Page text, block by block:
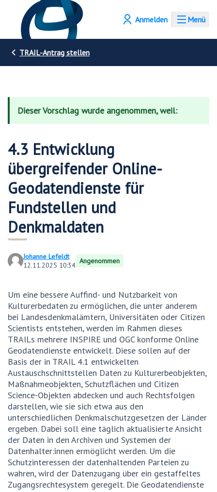
Menü
Anmelden
TRAIL-Antrag stellen
Dieser Vorschlag wurde angenommen, weil:
4.3 Entwicklung
übergreifender Online-
Geodatendienste für
Fundstellen und
Denkmaldaten
Johanne Lefeldt
12.11.2025 10:34 Angenommen
Um eine bessere Auffind- und Nutzbarkeit von
Kulturerbedaten zu ermöglichen, die unter anderem
bei Landesdenkmalämtern, Universitäten oder Citizen
Scientists entstehen, werden im Rahmen dieses
TRAILs mehrere INSPIRE und OGC konforme Online
Geodatendienste entwickelt. Diese sollen auf der
Basis der in TRAIL 4.1 entwickelten
Austauschschnittstellen Daten zu Kulturerbeobjekten,
Maßnahmeobjekten, Schutzflächen und Citizen
Science-Objekten abdecken und auch Rechtsfolgen
darstellen, wie sie sich etwa aus den
unterschiedlichen Denkmalschutzgesetzen der Länder
ergeben. Dabei soll eine täglich aktualisierte Ansicht
der Daten in den Archiven und Systemen der
Datenhalter:innen ermöglicht werden. Um die
Schutzinteressen der datenhaltenden Parteien zu
wahren, wird der Datenzugang über ein gestaffeltes
Zugangsrechtesystem geregelt. Die Geodatendienste